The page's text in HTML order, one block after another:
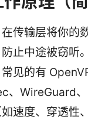
传输层将你的
止中途被窃听。
见的有
、WireGuard
速度、穿透性